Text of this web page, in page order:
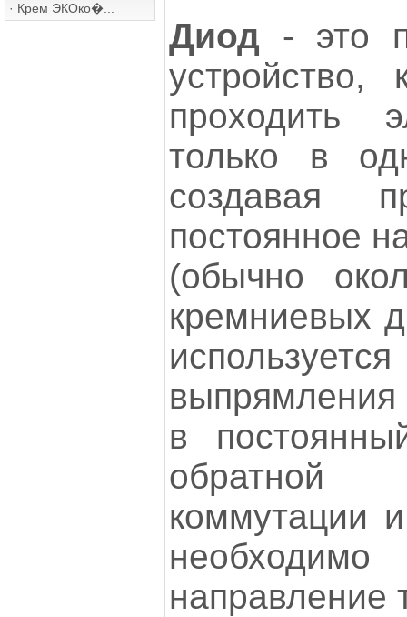
· Крем ЭКОко�...
Диод - это
устройство,
проходить
только в
создавая
постоянное
(обычно
кремниевых
в
коммутации
направление